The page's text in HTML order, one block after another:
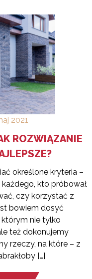
2021
ROZWIĄZANIE
określone kryteria –
kto próbował
czy korzystać z
bowiem dosyć
nie tylko
też dokonujemy
rzeczy, na które – z
[…]